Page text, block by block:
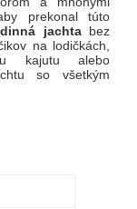
prekonal túto
jachtabez
na lodičkách,
kajutu alebo
so všetkým